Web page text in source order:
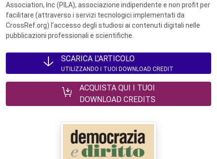
Association, Inc (PILA), associazione indipendente e non profit per
facilitare (attraverso i servizi tecnologici implementati da
CrossRef.org) l’accesso degli studiosi ai contenuti digitali nelle
pubblicazioni professionali e scientifiche.
SCARICA L'ARTICOLO
UTILIZZANDO I TUOI DOWNLOAD CREDIT
ACQUISTA QUI I TUOI
DOWNLOAD CREDITS